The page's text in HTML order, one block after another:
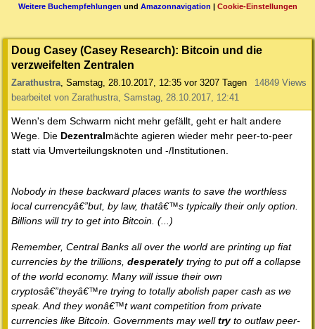
Weitere Buchempfehlungen und Amazonnavigation | Cookie-Einstellungen
Doug Casey (Casey Research): Bitcoin und die
verzweifelten Zentralen
Zarathustra, Samstag, 28.10.2017, 12:35 vor 3207 Tagen
14849 Views
bearbeitet von Zarathustra, Samstag, 28.10.2017, 12:41
Wenn's dem Schwarm nicht mehr gefällt, geht er halt andere
Wege. Die Dezentralmächte agieren wieder mehr peer-to-peer
statt via Umverteilungsknoten und -/Institutionen.
Nobody in these backward places wants to save the worthless
local currencyâ€”but, by law, thatâ€™s typically their only option.
Billions will try to get into Bitcoin. (...)
Remember, Central Banks all over the world are printing up fiat
currencies by the trillions, desperatelytrying to put off a collapse
of the world economy. Many will issue their own
cryptosâ€”theyâ€™re trying to totally abolish paper cash as we
speak. And they wonâ€™t want competition from private
currencies like Bitcoin. Governments may welltryto outlaw peer-